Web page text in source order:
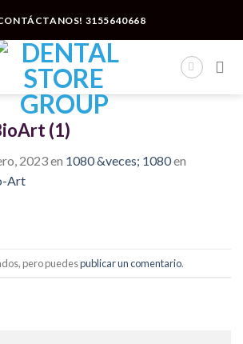
3155640668
(1)
2023en 1080 &veces; 1080en
Art
pero puedespublicar un comentario.